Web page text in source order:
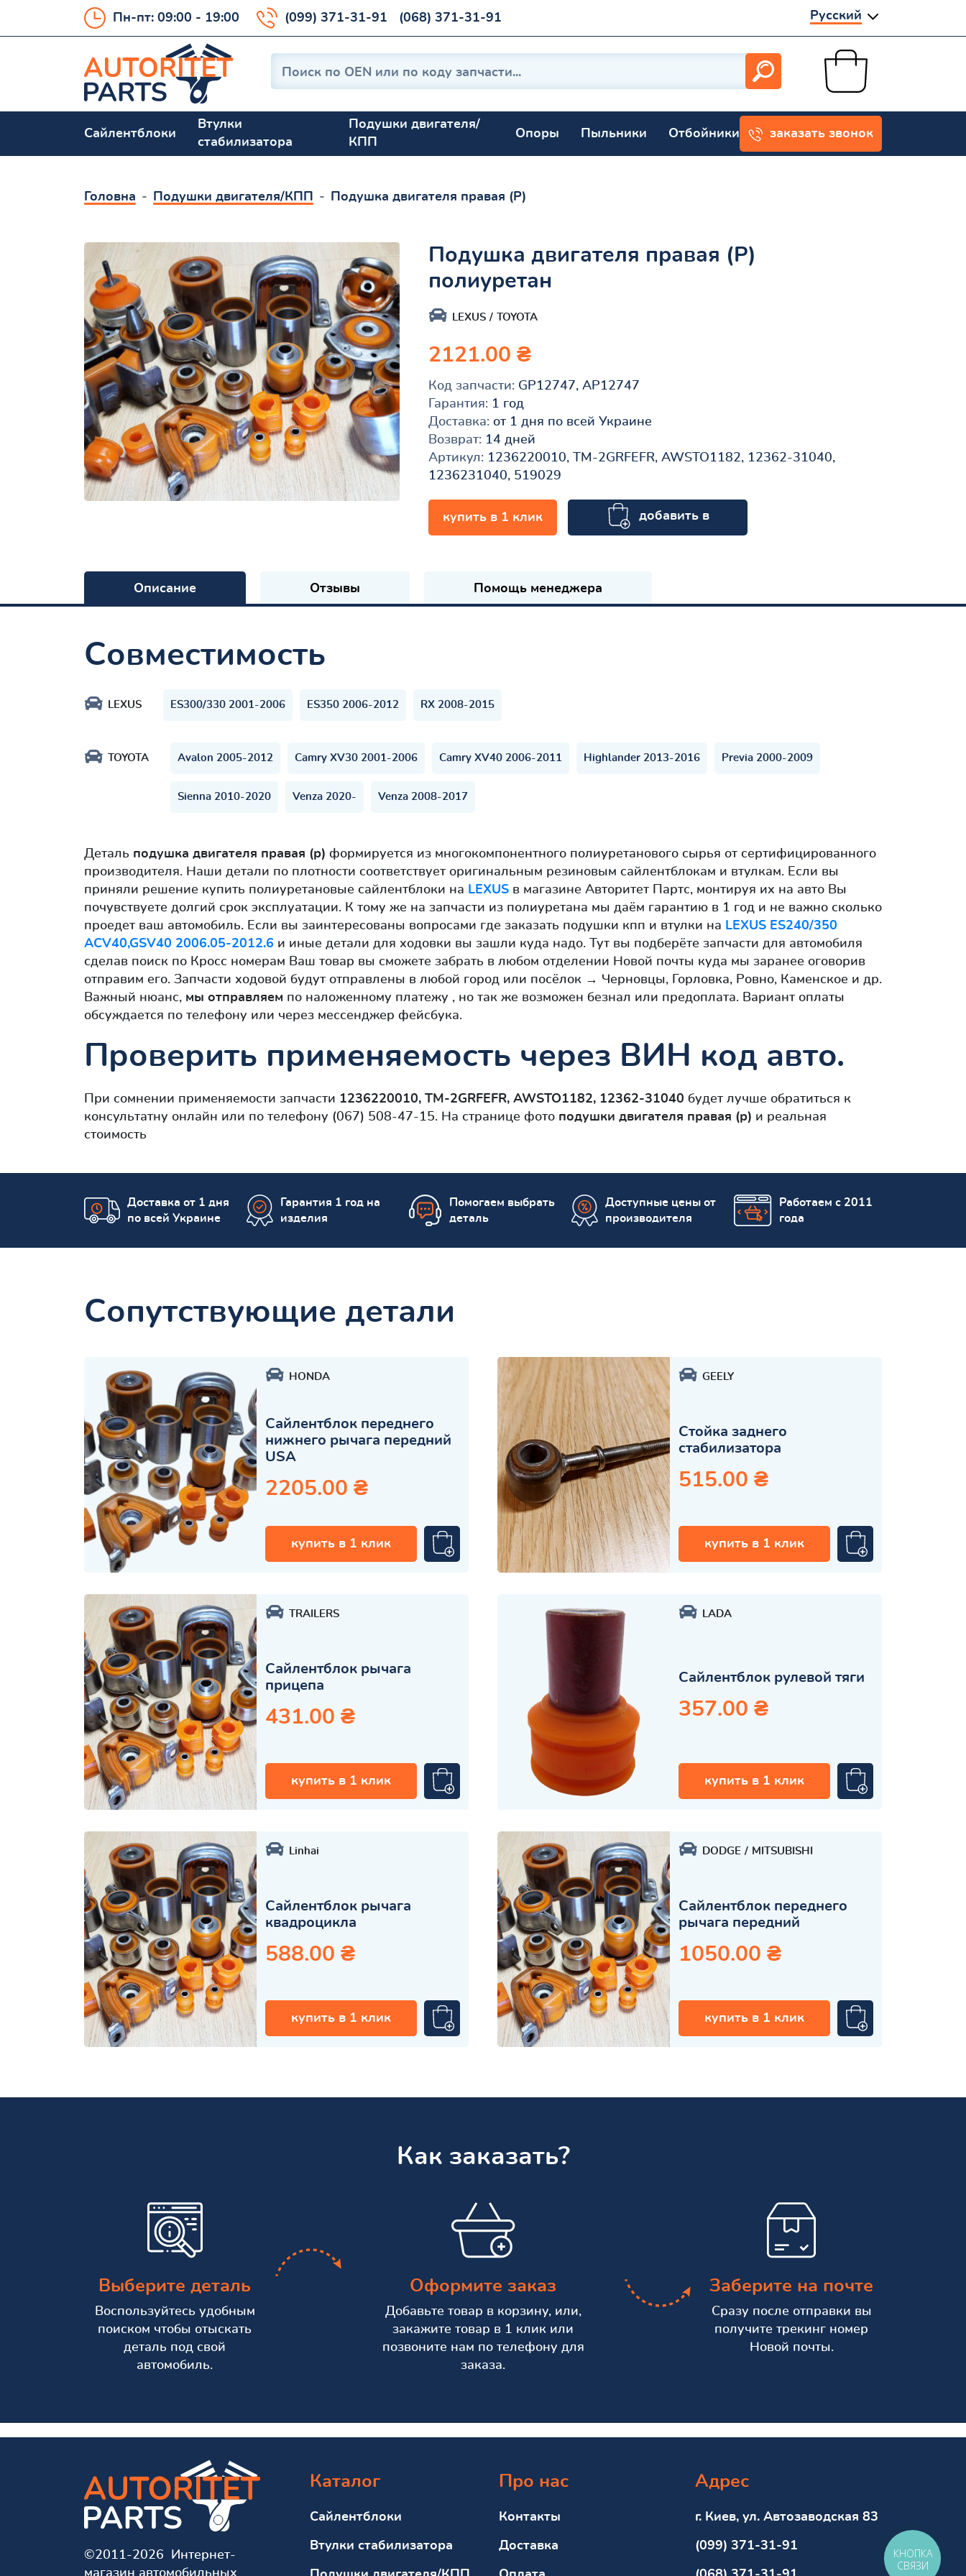
Пн-пт: 09:00 - 19:00 (099) 371-31-91 (068) 371-31-91 Русский
Сайлентблоки
Втулки
стабилизатора
Подушки двигателя/
КПП
Опоры Пыльники Отбойники заказать звонок
Головна Подушки двигателя/КПП Подушка двигателя правая (Р)
Подушка двигателя правая (Р)
полиуретан
LEXUS TOYOTA
2121.00 ₴
Код запчасти: GP12747, AP12747
Гарантия: 1 год
Доставка: от 1 дня по всей Украине
Возврат: 14 дней
Артикул: 1236220010, TM-2GRFEFR, AWSTO1182, 12362-31040,
1236231040, 519029
купить в 1 клик
добавить в
корзину
Описание Отзывы Помощь менеджера
Совместимость
LEXUS ES300/330 2001-2006 ES350 2006-2012 RX 2008-2015
TOYOTA Avalon 2005-2012 Camry XV30 2001-2006 Camry XV40 2006-2011 Highlander 2013-2016 Previa 2000-2009
Sienna 2010-2020 Venza 2020- Venza 2008-2017
Деталь подушка двигателя правая (р) формируется из многокомпонентного полиуретанового сырья от сертифицированного
производителя. Наши детали по плотности соответствует оригинальным резиновым сайлентблокам и втулкам. Если вы
приняли решение купить полиуретановые сайлентблоки на LEXUS в магазине Авторитет Партс, монтируя их на авто Вы
почувствуете долгий срок эксплуатации. К тому же на запчасти из полиуретана мы даём гарантию в 1 год и не важно сколько
проедет ваш автомобиль. Если вы заинтересованы вопросами где заказать подушки кпп и втулки на LEXUS ES240/350
ACV40,GSV40 2006.05-2012.6 и иные детали для ходовки вы зашли куда надо. Тут вы подберёте запчасти для автомобиля
сделав поиск по Кросс номерам Ваш товар вы сможете забрать в любом отделении Новой почты куда мы заранее оговорив
отправим его. Запчасти ходовой будут отправлены в любой город или посёлок → Черновцы, Горловка, Ровно, Каменское и др.
Важный нюанс, мы отправляем по наложенному платежу , но так же возможен безнал или предоплата. Вариант оплаты
обсуждается по телефону или через мессенджер фейсбука.
Проверить применяемость через ВИН код авто.
При сомнении применяемости запчасти 1236220010, TM-2GRFEFR, AWSTO1182, 12362-31040 будет лучше обратиться к
консультатну онлайн или по телефону (067) 508-47-15. На странице фото подушки двигателя правая (р) и реальная
стоимость
Доставка от 1 дня
по всей Украине
Гарантия 1 год на
изделия
Помогаем выбрать
деталь
Доступные цены от
производителя
Работаем с 2011
года
Сопутствующие детали
HONDA
Сайлентблок переднего
нижнего рычага передний
USA
2205.00 ₴
купить в 1 клик
GEELY
Стойка заднего
стабилизатора
515.00 ₴
купить в 1 клик
TRAILERS
Сайлентблок рычага
прицепа
431.00 ₴
купить в 1 клик
LADA
Сайлентблок рулевой тяги
357.00 ₴
купить в 1 клик
Linhai
Сайлентблок рычага
квадроцикла
588.00 ₴
купить в 1 клик
DODGE MITSUBISHI
Сайлентблок переднего
рычага передний
1050.00 ₴
купить в 1 клик
Как заказать?
Выберите деталь
Воспользуйтесь удобным
поиском чтобы отыскать
деталь под свой
автомобиль.
Оформите заказ
Добавьте товар в корзину, или,
закажите товар в 1 клик или
позвоните нам по телефону для
заказа.
Заберите на почте
Сразу после отправки вы
получите трекинг номер
Новой почты.
©2011-2026 Интернет-
Каталог
Сайлентблоки
Втулки стабилизатора
Про нас
Контакты
Доставка
Адрес
г. Киев, ул. Автозаводская 83
(099) 371-31-91
КНОПКА
СВЯЗИ